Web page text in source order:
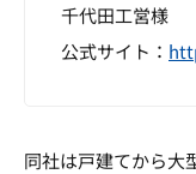
千代田工営様
公式サイト：
同社は戸建てから大